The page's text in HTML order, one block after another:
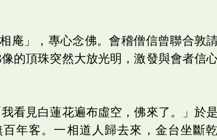
庵」，專心念佛。會稽僧信曾聯合敦
的頂珠突然大放光明，激發與會者信
看見白蓮花遍布虛空，佛來了。」於
年客。一相道人歸去來，金台坐斷